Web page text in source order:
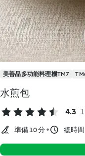
美善品多功能料理機TM7
水煎包
4.3
準備 10 分 總時